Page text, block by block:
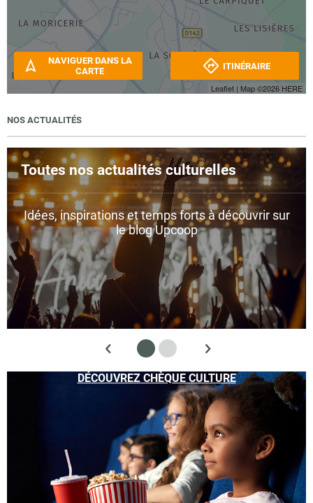
Leaflet | Map ©2026 HERE
NAVIGUER DANS LA
CARTE
ITINÉRAIRE
NOS ACTUALITÉS
Toutes nos actualités culturelles
Idées, inspirations et temps forts à découvrir sur
le blog Upcoop
DÉCOUVREZ CHÈQUE CULTURE